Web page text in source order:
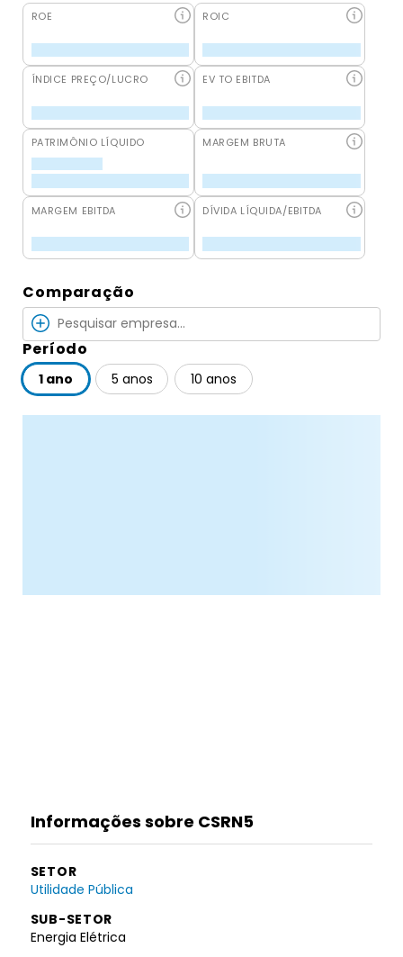
ROE ROIC
ÍNDICE PREÇO/LUCRO EV TO EBITDA
PATRIMÔNIO LÍQUIDO MARGEM BRUTA
MARGEM EBITDA DÍVIDA LÍQUIDA/EBITDA
Comparação
Período
1 ano 5 anos 10 anos
Informações sobre CSRN5
SETOR
Utilidade Pública
SUB-SETOR
Energia Elétrica